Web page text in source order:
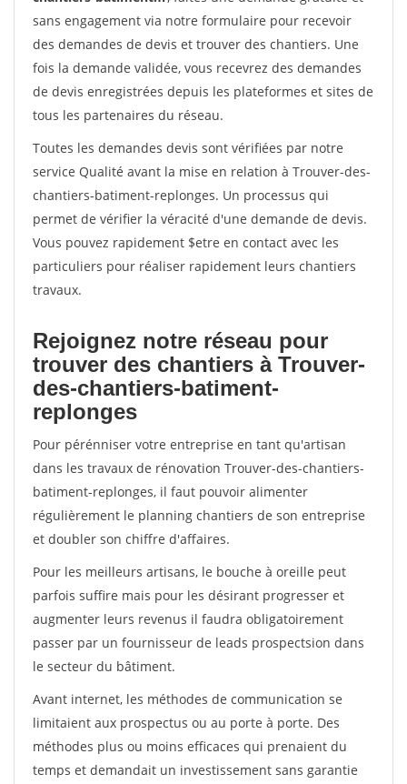
sans engagement via notre formulaire pour recevoir
des demandes de devis et trouver des chantiers. Une
fois la demande validée, vous recevrez des demandes
de devis enregistrées depuis les plateformes et sites de
tous les partenaires du réseau.
Toutes les demandes devis sont vérifiées par notre
service Qualité avant la mise en relation à Trouver-des-
chantiers-batiment-replonges. Un processus qui
permet de vérifier la véracité d'une demande de devis.
Vous pouvez rapidement $etre en contact avec les
particuliers pour réaliser rapidement leurs chantiers
travaux.
Rejoignez notre réseau pour
trouver des chantiers à Trouver-
des-chantiers-batiment-
replonges
Pour pérénniser votre entreprise en tant qu'artisan
dans les travaux de rénovation Trouver-des-chantiers-
batiment-replonges, il faut pouvoir alimenter
régulièrement le planning chantiers de son entreprise
et doubler son chiffre d'affaires.
Pour les meilleurs artisans, le bouche à oreille peut
parfois suffire mais pour les désirant progresser et
augmenter leurs revenus il faudra obligatoirement
passer par un fournisseur de leads prospectsion dans
le secteur du bâtiment.
Avant internet, les méthodes de communication se
limitaient aux prospectus ou au porte à porte. Des
méthodes plus ou moins efficaces qui prenaient du
temps et demandait un investissement sans garantie